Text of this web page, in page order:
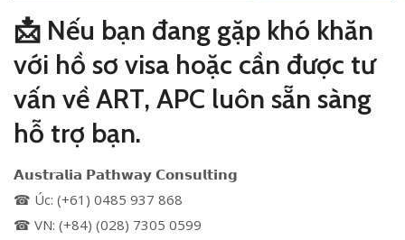
📩 Nếu bạn đang gặp khó khăn
với hồ sơ visa hoặc cần được tư
vấn về ART, APC luôn sẵn sàng
hỗ trợ bạn.
𝗔𝘂𝘀𝘁𝗿𝗮𝗹𝗶𝗮 𝗣𝗮𝘁𝗵𝘄𝗮𝘆 𝗖𝗼𝗻𝘀𝘂𝗹𝘁𝗶𝗻𝗴
☎ Úc: (+61) 0485 937 868
☎ VN: (+84) (028) 7305 0599